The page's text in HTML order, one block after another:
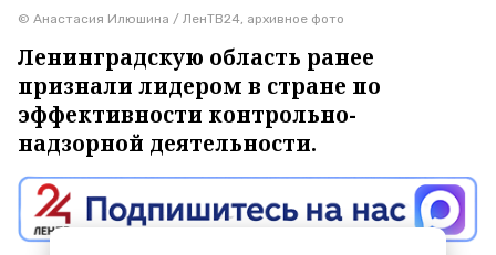
© Анастасия Илюшина / ЛенТВ24, архивное фото
Ленинградскую область ранее
признали лидером в стране по
эффективности контрольно-
надзорной деятельности.